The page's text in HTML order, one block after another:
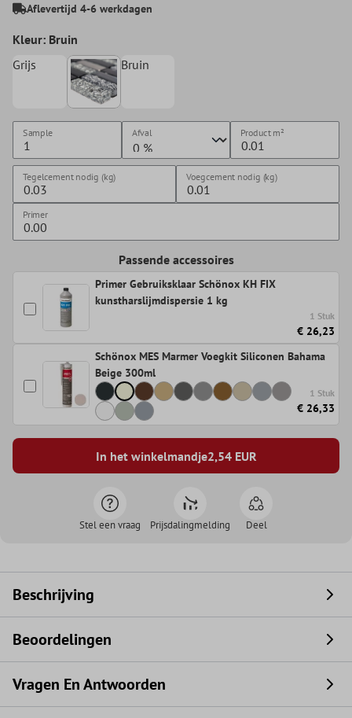
Aflevertijd 4-6 werkdagen
Kleur: Bruin
Grijs
Bruin
Sample Afval Productm²
Tegelcement nodig (kg) Voegcement nodig (kg)
Primer
Passende accessoires
Primer Gebruiksklaar Schönox KH FIX
kunstharslijmdispersie 1 kg
1 Stuk
€ 26,23
Schönox MES Marmer Voegkit Siliconen Bahama
Beige 300ml
1 Stuk
€ 26,33
In het winkelmandje2,54EUR
Stel een vraag Prijsdalingmelding Deel
Beschrijving
Beoordelingen
Vragen En Antwoorden